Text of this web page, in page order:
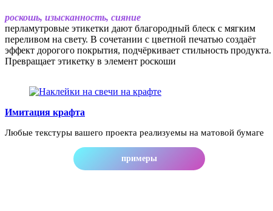
роскошь, изысканность, сияние
перламутровые этикетки дают благородный блеск с мягким
переливом на свету. В сочетании с цветной печатью создаёт
эффект дорогого покрытия, подчёркивает стильность продукта.
Превращает этикетку в элемент роскоши
Имитация крафта
Любые текстуры вашего проекта реализуемы на матовой бумаге
примеры